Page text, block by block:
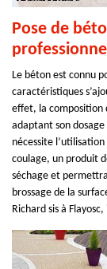
Pose de
Le béton est connu
caractéristiques
effet, la composition
adaptant son
nécessite
coulage, un produit
séchage et
brossage de la
Richard sis à